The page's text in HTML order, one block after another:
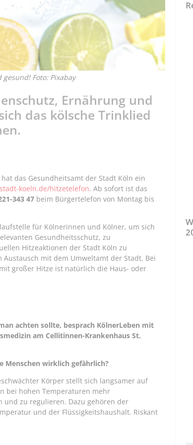
Foto: Pixabay
Ernährung und
das kölsche Trinklied
das Gesundheitsamt der Stadt Köln ein
koeln.de/hitzetelefon. Ab sofort ist das
343 47 beim Bürgertelefon von Montag bis
für Kölnerinnen und Kölner, um sich
Gesundheitsschutz, zu
Hitzeaktionen der Stadt Köln zu
mit dem Umweltamt der Stadt. Bei
großer Hitze ist natürlich die Haus- oder
achten sollte, besprach KölnerLeben mit
am Cellitinnen-Krankenhaus St.
Menschen wirklich gefährlich?
Körper stellt sich langsamer auf
bei hohen Temperaturen mehr
zu regulieren. Dazu gehören der
und der Flüssigkeitshaushalt. Riskant